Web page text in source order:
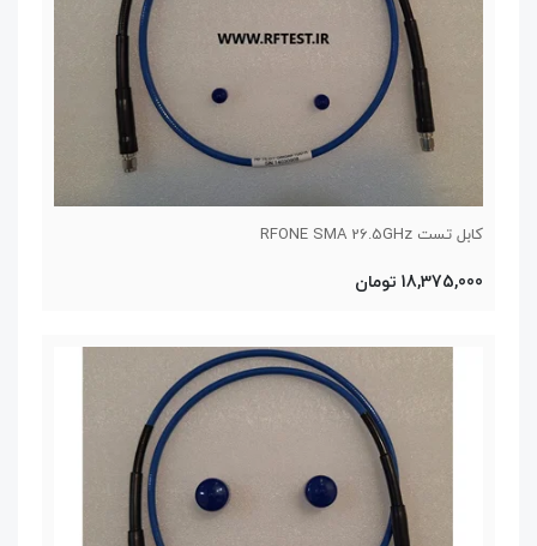
کابل تست RFONE SMA 26.5GHz
18,375,000 تومان